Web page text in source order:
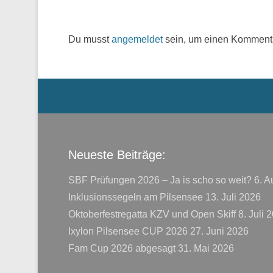
Du musstangemeldetsein, um einen
Neueste Beiträge:
SBF Prüfungen 2026 – Ja is scho so weit? 6.
Inklusionssegeln am Pilsensee 13. Juli 2026
Oktoberfestregatta KZV und Open Skiff 8. Juli
Ixylon Pilsensee CUP 2026 27. Juni 2026
Fam Cup 2026 abgesagt 31. Mai 2026